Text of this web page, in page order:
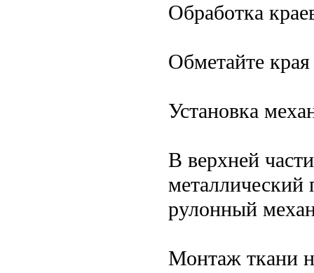
Обработка
Обметайте
Установка
В верхней
металлический
рулонный
Монтаж ткани